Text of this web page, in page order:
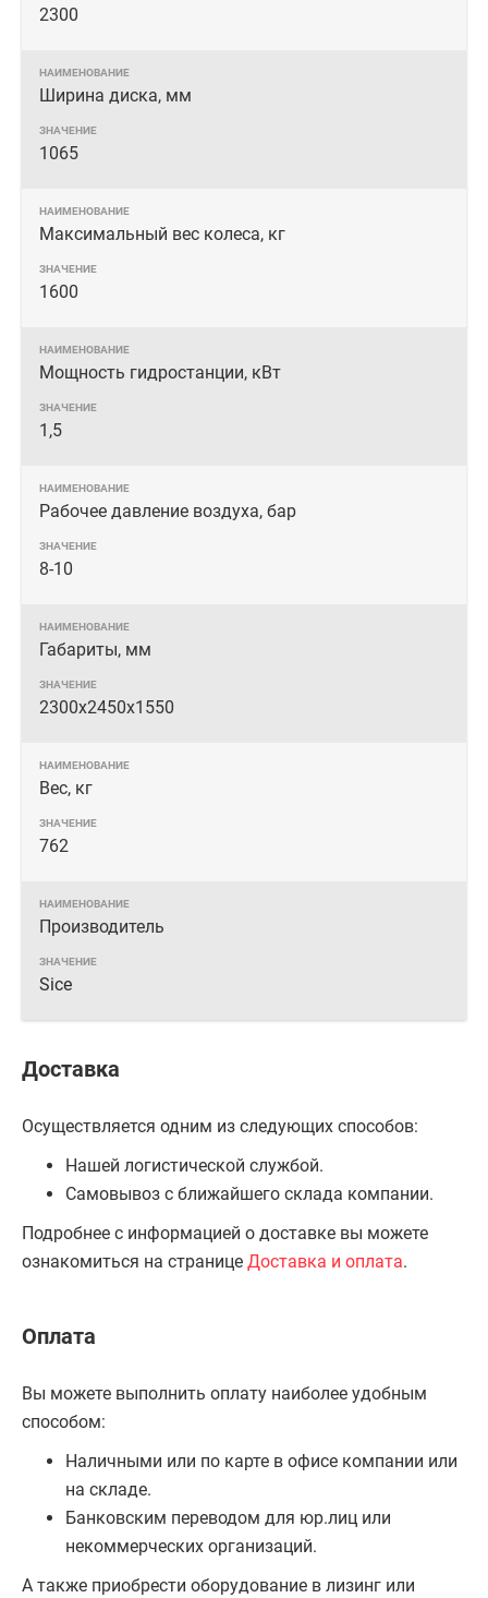
2300
Ширина диска, мм
1065
Максимальный вес колеса, кг
1600
Мощность гидростанции, кВт
1,5
Рабочее давление воздуха, бар
8-10
Габариты, мм
2300х2450х1550
Вес, кг
762
Производитель
Sice
Доставка
Осуществляется одним из следующих способов:
Нашей логистической службой.
Самовывоз с ближайшего склада компании.
Подробнее с информацией о доставке вы можете
ознакомиться на странице Доставка и оплата.
Оплата
Вы можете выполнить оплату наиболее удобным
способом:
Наличными или по карте в офисе компании или
на складе.
Банковским переводом для юр.лиц или
некоммерческих организаций.
А также приобрести оборудование в лизинг или